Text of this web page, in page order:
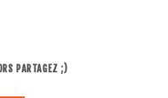
PARTAGEZ ;)